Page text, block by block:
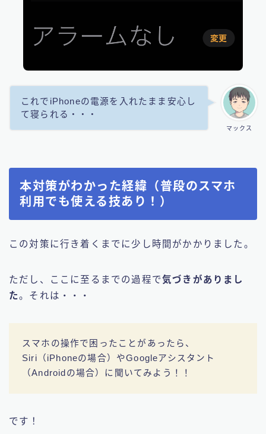
マックス
これでiPhoneの電源を入れたまま安心し
て寝られる・・・
本対策がわかった経緯（普段のスマホ
利用でも使える技あり！）
この対策に行き着くまでに少し時間がかかりました。
ただし、ここに至るまでの過程で気づきがありまし
た。それは・・・
スマホの操作で困ったことがあったら、
Siri（iPhoneの場合）やGoogleアシスタント
（Androidの場合）に聞いてみよう！！
です！